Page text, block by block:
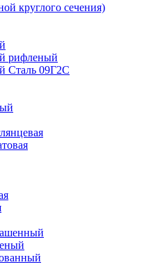
круглого сечения)
рифленый
Сталь 09Г2С